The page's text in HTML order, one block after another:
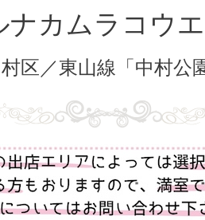
ルナカムラコ
区／東山線「中村公